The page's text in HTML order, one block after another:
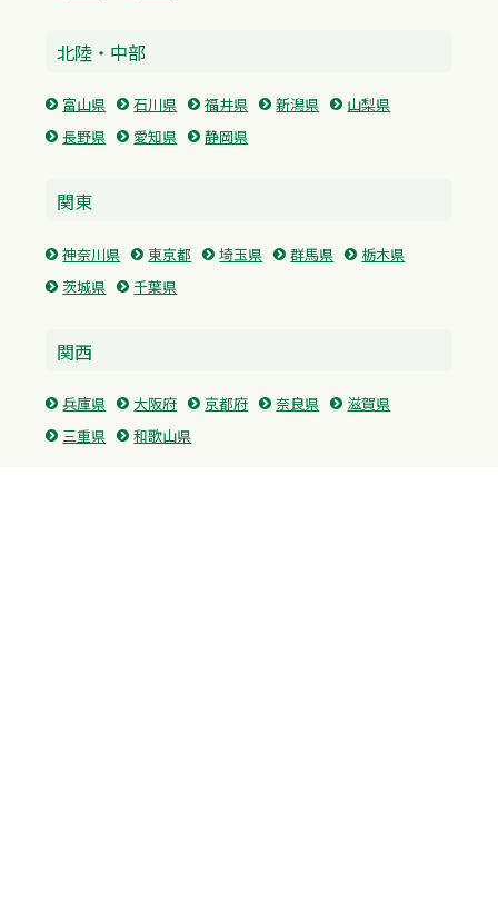
北陸・中部
富山県 石川県 福井県 新潟県
山梨県
長野県
愛知県 静岡県
関東
神奈川県 東京都 埼玉県 群馬県
栃木県
茨城県
千葉県
関西
兵庫県 大阪府 京都府 奈良県
滋賀県
三重県
和歌山県